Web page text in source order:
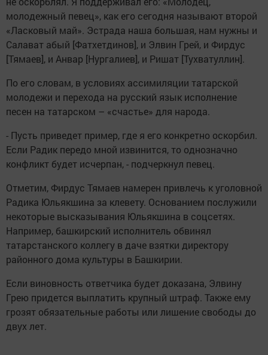
молодежный певец», как его сегодня называют второй
«Ласковый май». Эстрада наша большая, нам нужны и
Салават абый [Фатхетдинов], и Элвин Грей, и Фирдус
[Тямаев], и Анвар [Нургалиев], и Ришат [Тухватуллин].
По его словам, в условиях ассимиляции татарской
молодежи и перехода на русский язык исполнение
песен на татарском – «счастье» для народа.
- Пусть приведет пример, где я его конкретно оскорбил.
Если Радик передо мной извинится, то однозначно
конфликт будет исчерпан, - подчеркнул певец.
Отметим, Фирдус Тямаев намерен привлечь к уголовной
Радика Юльякшина за клевету. Основанием послужили
некоторые высказывания Юльякшина в соцсетях.
Например, башкирский исполнитель обвинял
татарстанского коллегу в даче взятки директору
районного дома культуры в Башкирии.
Если виновность ответчика будет доказана, Элвину
Грею придется выплатить крупный штраф. Также ему
грозят обязательные работы или лишение свободы до
двух лет.